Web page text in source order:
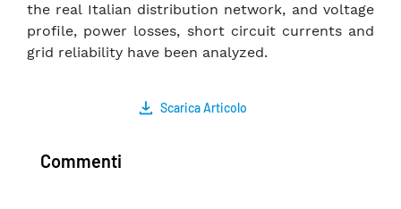
the real Italian distribution network, and voltage
profile, power losses, short circuit currents and
grid reliability have been analyzed.
Scarica Articolo
Commenti